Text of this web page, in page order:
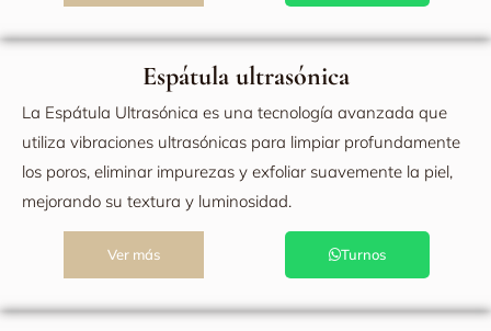
Espátula ultrasónica
La Espátula Ultrasónica es una tecnología avanzada que
utiliza vibraciones ultrasónicas para limpiar profundamente
los poros, eliminar impurezas y exfoliar suavemente la piel,
mejorando su textura y luminosidad.
Ver más Turnos